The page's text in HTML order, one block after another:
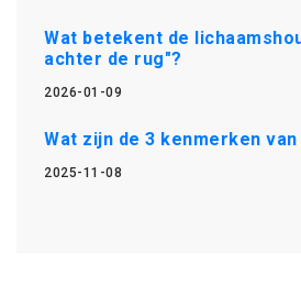
Wat betekent de
achter de rug"?
2026-01-09
Wat zijn de 3 kenmerken
2025-11-08